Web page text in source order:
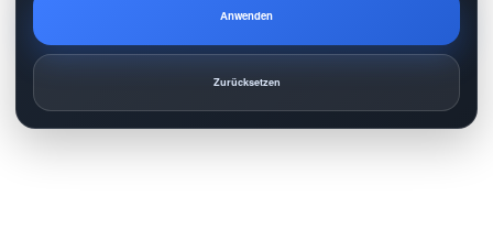
Anwenden
Zurücksetzen